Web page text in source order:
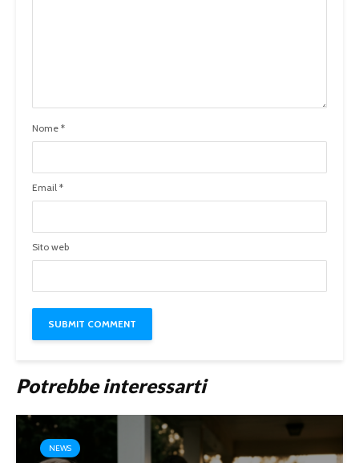
Nome *
Email *
Sito web
Potrebbe interessarti
NEWS